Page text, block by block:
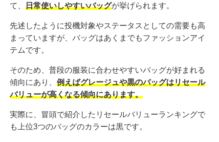
て、 日常使いしやすいバッグが挙げられます。
先述したように投機対象やステータスとしての需要も高
まっていますが、バッグはあくまでもファッションアイ
テムです。
そのため、普段の服装に合わせやすいバッグが好まれる
傾向にあり、 例えばグレージュや黒のバッグはリセール
バリューが高くなる傾向にあります。
実際に、冒頭で紹介したリセールバリューランキングで
も上位3つのバッグのカラーは黒です。